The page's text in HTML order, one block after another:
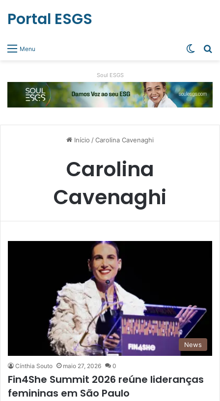
Menu
Portal ESGS
Soul ESGS
Início /Carolina Cavenaghi
Carolina
Cavenaghi
News
Cínthia Souto maio 27, 2026 0
Fin4She Summit 2026 reúne lideranças
femininas em São Paulo